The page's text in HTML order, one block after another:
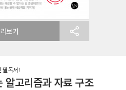
보기
필독서!
알고리즘과 자료 구조